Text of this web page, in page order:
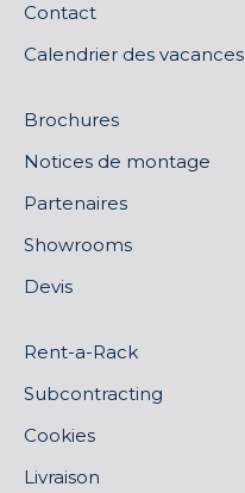
Contact
Calendrier des vacances
Brochures
Notices de montage
Partenaires
Showrooms
Devis
Rent-a-Rack
Subcontracting
Cookies
Livraison